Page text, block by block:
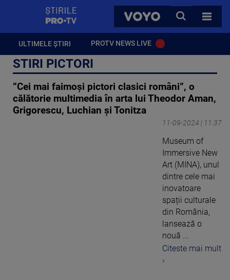
VOYO
CAUTA
TOATE
ULTIMELE ȘTIRI PROTV NEWS LIVE
STIRI PICTORI
”Cei mai faimoși pictori clasici români”, o
călătorie multimedia în arta lui Theodor Aman,
Grigorescu, Luchian și Tonitza
11-09-2024 | 11:37
Museum of
Immersive New
Art (MINA), unul
dintre cele mai
inovatoare
spații culturale
din România,
lansează o
nouă ...
Citeste mai mult
›